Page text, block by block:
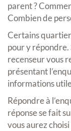
parent ?
Combien de
Certains
pour y répondre.
recenseur vous
présentant
informations
Répondre à
réponse se fait
vous aurez